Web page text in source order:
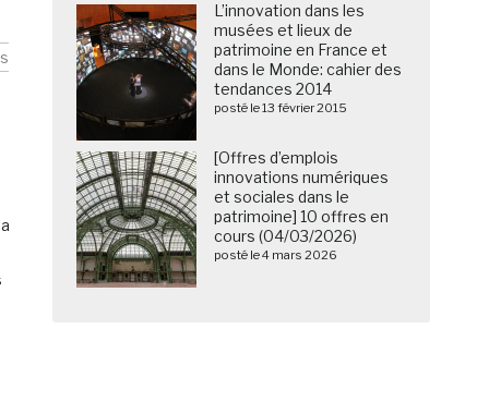
L’innovation dans les
musées et lieux de
patrimoine en France et
dans le Monde: cahier des
tendances 2014
posté le 13 février 2015
[Offres d’emplois
innovations numériques
et sociales dans le
patrimoine] 10 offres en
cours (04/03/2026)
posté le 4 mars 2026